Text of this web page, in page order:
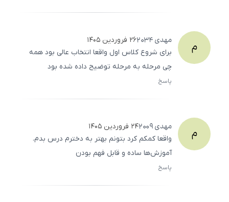
م مهدی2034۲۶ فروردین ۱۴۰۵
برای شروع کلاس اول واقعا انتخاب عالی بود همه
چی مرحله به مرحله توضیح داده شده بود
پاسخ
م مهدی2009۲۴ فروردین ۱۴۰۵
واقعا کمکم کرد بتونم بهتر به دخترم درس بدم.
آموزش‌ها ساده و قابل فهم بودن
پاسخ